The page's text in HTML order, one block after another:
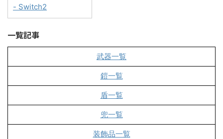
- Switch2
一覧記事
武器一覧
鎧一覧
盾一覧
兜一覧
装飾品一覧